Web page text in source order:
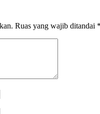
Ruas yang wajib ditandai *